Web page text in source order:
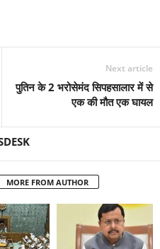
Next article
पुतिन के 2 भरोसेमंद सिपहसालार में से
एक की मौत एक घायल
MORE FROM AUTHOR